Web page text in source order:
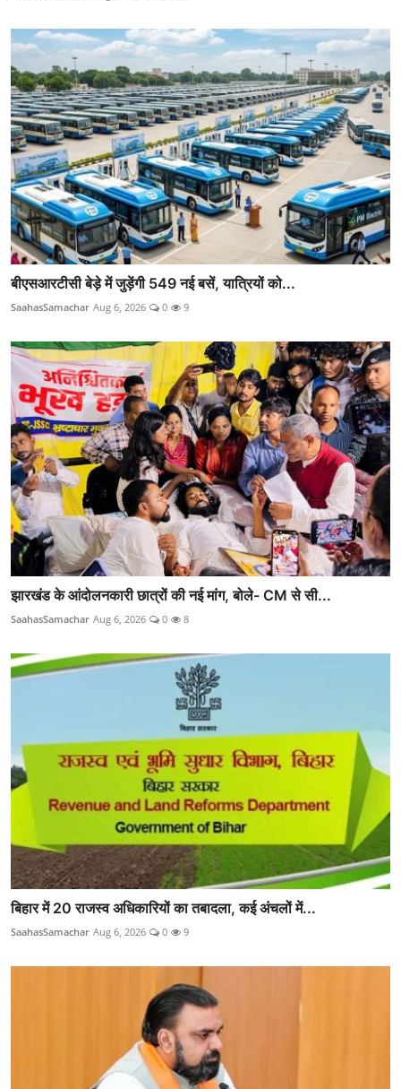
बीएसआरटीसी बेड़े में जुड़ेंगी 549 नई बसें, यात्रियों को...
SaahasSamachar Aug 6, 2026 0 9
झारखंड के आंदोलनकारी छात्रों की नई मांग, बोले- CM से सी...
SaahasSamachar Aug 6, 2026 0 8
बिहार में 20 राजस्व अधिकारियों का तबादला, कई अंचलों में...
SaahasSamachar Aug 6, 2026 0 9